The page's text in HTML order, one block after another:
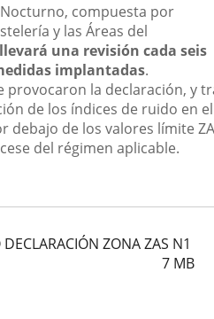
compuesta por
y las Áreas del
una revisión cada seis
implantadas.
provocaron la declaración, y
de los índices de ruido en el
de los valores límite
del régimen aplicable.
ZONA ZAS N1
7 MB